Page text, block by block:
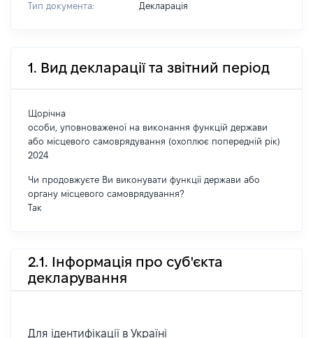
Тип документа: Декларація
1. Вид декларації та звітний період
Щорічна
особи, уповноваженої на виконання функцій держави
або місцевого самоврядування (охоплює попередній рік)
2024
Чи продовжуєте Ви виконувати функції держави або
органу місцевого самоврядування?
Так
2.1. Інформація про суб'єкта
декларування
Для ідентифікації в Україні